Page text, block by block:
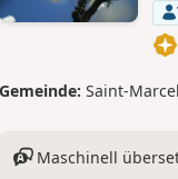
Gemeinde: Saint-
Maschinell